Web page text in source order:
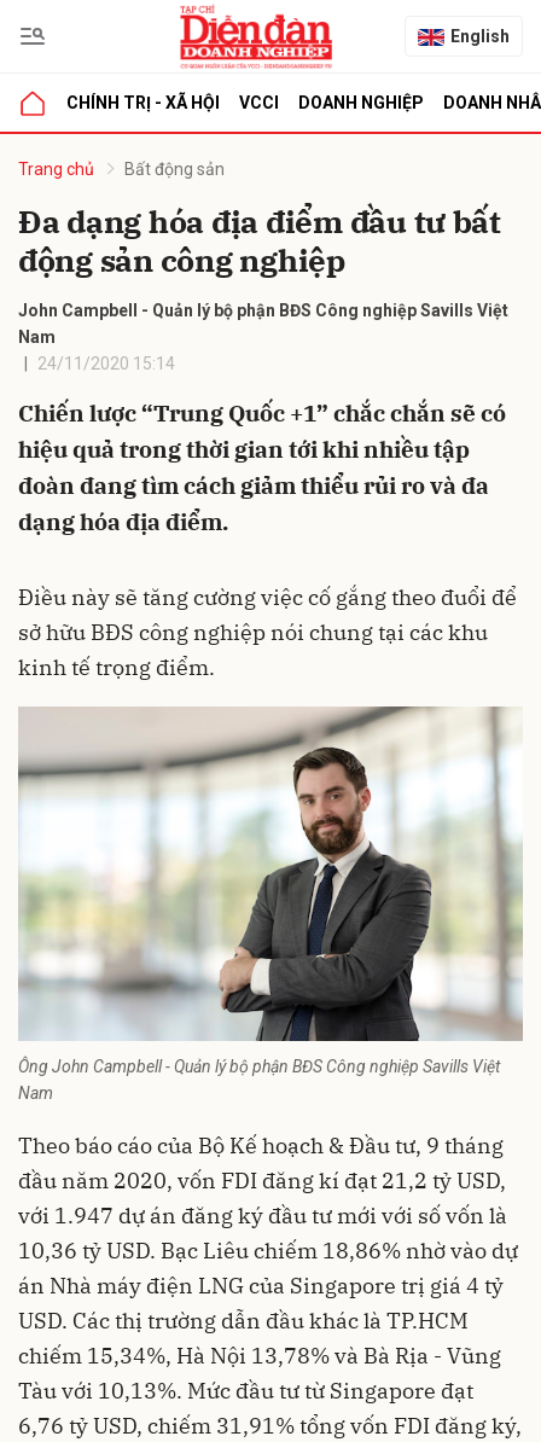
English
CHÍNH TRỊ - XÃ HỘI VCCI DOANH NGHIỆP DOANH
Trang chủ Bất động sản
Đa dạng hóa địa điểm đầu tư bất
động sản công nghiệp
John Campbell - Quản lý bộ phận BĐS Công nghiệp Savills Việt
Nam
24/11/2020 15:14
Chiến lược “Trung Quốc +1” chắc chắn sẽ có
hiệu quả trong thời gian tới khi nhiều tập
đoàn đang tìm cách giảm thiểu rủi ro và đa
dạng hóa địa điểm.
Điều này sẽ tăng cường việc cố gắng theo đuổi để
sở hữu BĐS công nghiệp nói chung tại các khu
kinh tế trọng điểm.
Ông John Campbell - Quản lý bộ phận BĐS Công nghiệp Savills Việt
Nam
Theo báo cáo của Bộ Kế hoạch & Đầu tư, 9 tháng
đầu năm 2020, vốn FDI đăng kí đạt 21,2 tỷ USD,
với 1.947 dự án đăng ký đầu tư mới với số vốn là
10,36 tỷ USD. Bạc Liêu chiếm 18,86% nhờ vào dự
án Nhà máy điện LNG của Singapore trị giá 4 tỷ
USD. Các thị trường dẫn đầu khác là TP.HCM
chiếm 15,34%, Hà Nội 13,78% và Bà Rịa - Vũng
Tàu với 10,13%. Mức đầu tư từ Singapore đạt
6,76 tỷ USD, chiếm 31,91% tổng vốn FDI đăng ký,
luận
Hủy